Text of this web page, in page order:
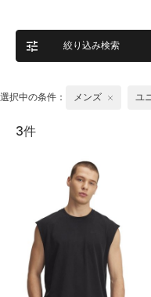
絞り込み検索
選択中の条件： メンズ ユ
3件